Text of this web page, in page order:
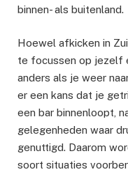
binnen- als buitenland.
Hoewel afkicken in
te focussen op jezelf
anders als je weer
er een kans dat je
een bar binnenloopt,
gelegenheden waar
genuttigd. Daarom
soort situaties